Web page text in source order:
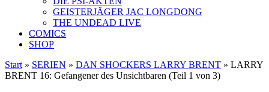
GEISTERJÄGER JAC LONGDONG
THE UNDEAD LIVE
COMICS
SHOP
Start » SERIEN » DAN SHOCKERS LARRY BRENT » LARRY
BRENT 16: Gefangener des Unsichtbaren (Teil 1 von 3)